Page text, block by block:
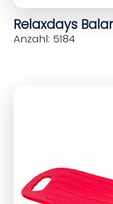
Relaxdays
Anzahl: 5184